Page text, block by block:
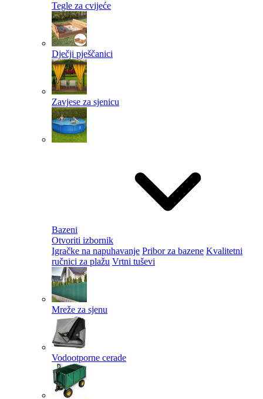
Tegle za cvijeće
Dječji pješčanici
Zavjese za sjenicu
Bazeni
Otvoriti izbornik
Igračke na napuhavanje Pribor za bazene Kvalitetni
ručnici za plažu Vrtni tuševi
Mreže za sjenu
Vodootporne cerade